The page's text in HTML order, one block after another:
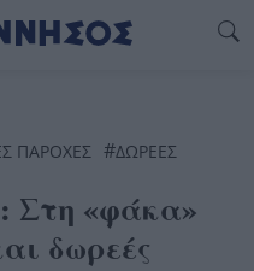
ΠΑΡΟΧΕΣ #ΔΩΡΕΕΣ
Στη «φάκα»
δωρεές